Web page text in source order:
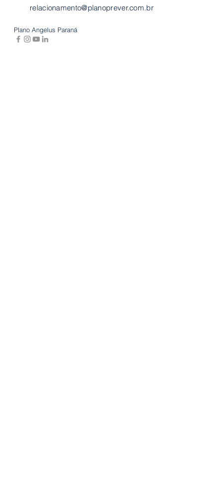
relacionamento@planoprever.com.br
Plano Angelus Paraná